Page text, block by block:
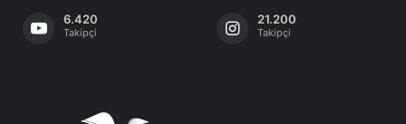
6.420
Takipçi
21.200
Takipçi